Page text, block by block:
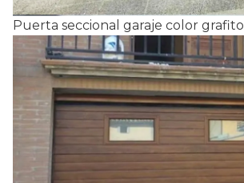
Puerta seccional garaje color grafito